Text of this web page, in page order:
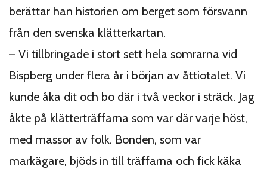
berättar han historien om berget som försvann
från den svenska klätterkartan.
– Vi tillbringade i stort sett hela somrarna vid
Bispberg under flera år i början av åttiotalet. Vi
kunde åka dit och bo där i två veckor i sträck. Jag
åkte på klätterträffarna som var där varje höst,
med massor av folk. Bonden, som var
markägare, bjöds in till träffarna och fick käka